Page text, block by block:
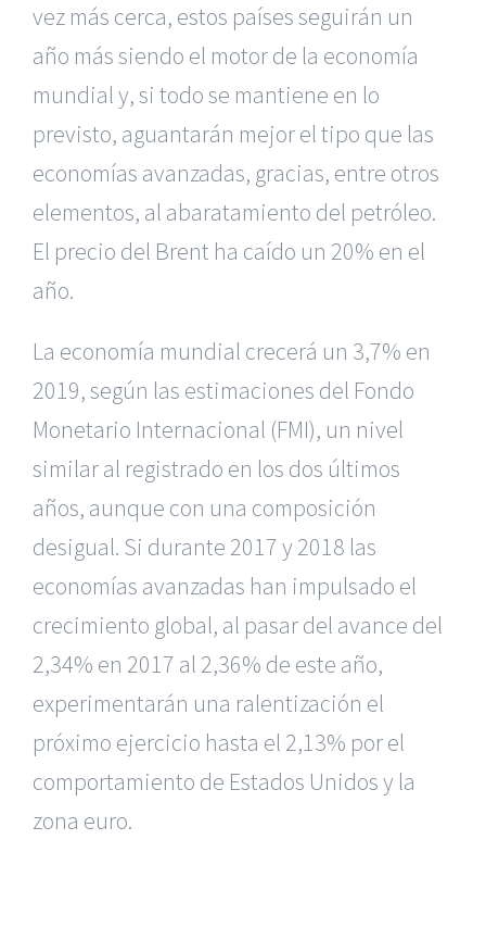
vez más cerca, estos países seguirán un
año más siendo el motor de la economía
mundial y, si todo se mantiene en lo
previsto, aguantarán mejor el tipo que las
economías avanzadas, gracias, entre otros
elementos, al abaratamiento del petróleo.
El precio del Brent ha caído un 20% en el
año.
La economía mundial crecerá un 3,7% en
2019, según las estimaciones del Fondo
Monetario Internacional (FMI), un nivel
similar al registrado en los dos últimos
años, aunque con una composición
desigual. Si durante 2017 y 2018 las
economías avanzadas han impulsado el
crecimiento global, al pasar del avance del
2,34% en 2017 al 2,36% de este año,
experimentarán una ralentización el
próximo ejercicio hasta el 2,13% por el
comportamiento de Estados Unidos y la
zona euro.